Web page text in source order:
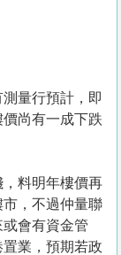
量行預計，即
尚有一成下跌
，料明年樓價再
，不過仲量聯
會有資金管
業，預期若政